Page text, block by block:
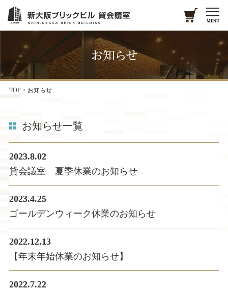
MENU
お知らせ
TOP> お知らせ
お知らせ一覧
2023.8.02
貸会議室 夏季休業のお知らせ
2023.4.25
ゴールデンウィーク休業のお知らせ
2022.12.13
【年末年始休業のお知らせ】
2022.7.22